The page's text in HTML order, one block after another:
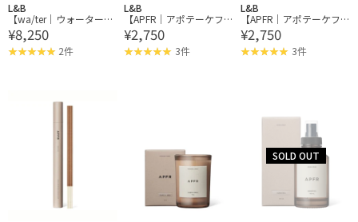
L&B
【wa/ter｜ウォーター】I
NCENSE STAND インセン
ススタンド 75φ
¥8,250
2件
L&B
【APFR｜アポテーケフ
レグランス】INCENSE S
TICKS 24K ROSE / DENS
E / HATAYI
¥2,750
3件
L&B
【APFR｜アポテーケフ
レグランス】INCENSE S
TICKS 24K ROSE / DENS
E / HATAYI
¥2,750
3件